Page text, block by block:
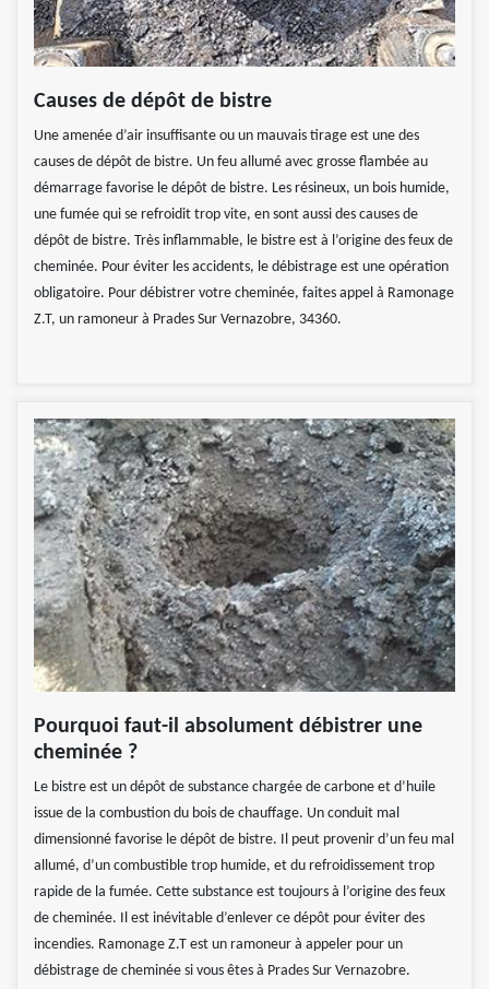
Causes de dépôt de bistre
Une amenée d’air insuffisante ou un mauvais tirage est une des
causes de dépôt de bistre. Un feu allumé avec grosse flambée au
démarrage favorise le dépôt de bistre. Les résineux, un bois humide,
une fumée qui se refroidit trop vite, en sont aussi des causes de
dépôt de bistre. Très inflammable, le bistre est à l’origine des feux de
cheminée. Pour éviter les accidents, le débistrage est une opération
obligatoire. Pour débistrer votre cheminée, faites appel à Ramonage
Z.T, un ramoneur à Prades Sur Vernazobre, 34360.
Pourquoi faut-il absolument débistrer une
cheminée ?
Le bistre est un dépôt de substance chargée de carbone et d’huile
issue de la combustion du bois de chauffage. Un conduit mal
dimensionné favorise le dépôt de bistre. Il peut provenir d’un feu mal
allumé, d’un combustible trop humide, et du refroidissement trop
rapide de la fumée. Cette substance est toujours à l’origine des feux
de cheminée. Il est inévitable d’enlever ce dépôt pour éviter des
incendies. Ramonage Z.T est un ramoneur à appeler pour un
débistrage de cheminée si vous êtes à Prades Sur Vernazobre.